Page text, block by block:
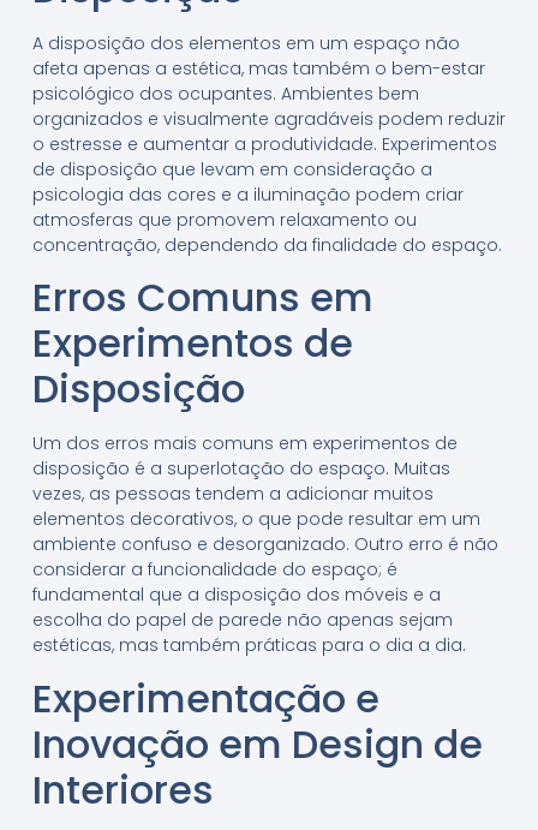
A disposição dos elementos em um espaço não
afeta apenas a estética, mas também o bem-estar
psicológico dos ocupantes. Ambientes bem
organizados e visualmente agradáveis podem reduzir
o estresse e aumentar a produtividade. Experimentos
de disposição que levam em consideração a
psicologia das cores e a iluminação podem criar
atmosferas que promovem relaxamento ou
concentração, dependendo da finalidade do espaço.
Erros Comuns em
Experimentos de
Disposição
Um dos erros mais comuns em experimentos de
disposição é a superlotação do espaço. Muitas
vezes, as pessoas tendem a adicionar muitos
elementos decorativos, o que pode resultar em um
ambiente confuso e desorganizado. Outro erro é não
considerar a funcionalidade do espaço; é
fundamental que a disposição dos móveis e a
escolha do papel de parede não apenas sejam
estéticas, mas também práticas para o dia a dia.
Experimentação e
Inovação em Design de
Interiores